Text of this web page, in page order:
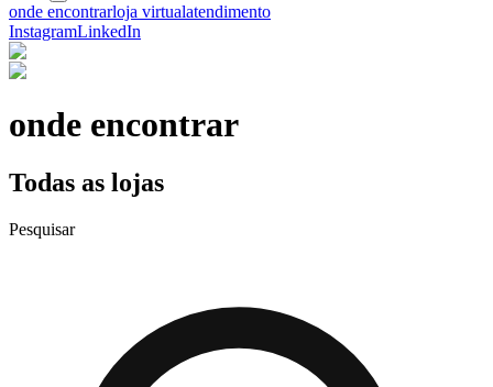
onde encontrarloja virtualatendimento
InstagramLinkedIn
onde encontrar
Todas as lojas
Pesquisar